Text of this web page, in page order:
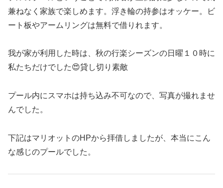
兼ねなく家族で楽しめます。浮き輪の持参はオッケー。ビ
ート板やアームリングは無料で借りれます。
我が家が利用した時は、秋の行楽シーズンの日曜１０時に
私たちだけでした😍貸し切り素敵
プール内にスマホは持ち込み不可なので、写真が撮れませ
んでした。
下記はマリオットのHPから拝借しましたが、本当にこん
な感じのプールでした。